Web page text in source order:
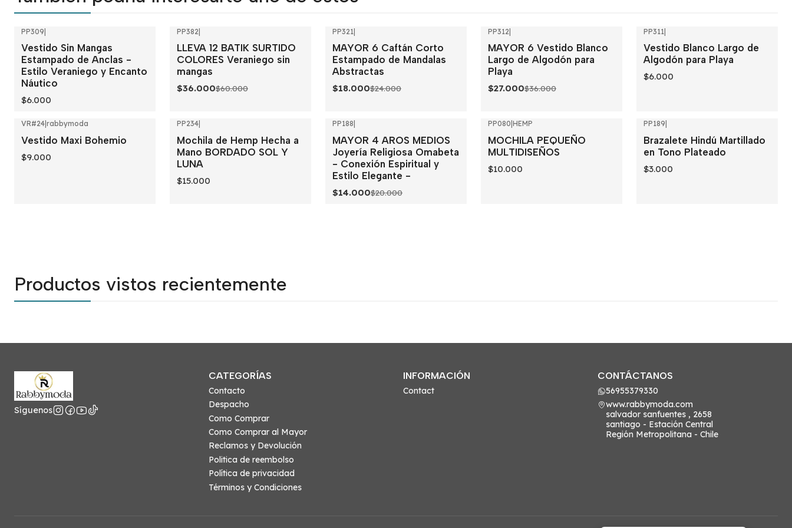
PP309
Vestido Sin Mangas
Estampado de Anclas -
Estilo Veraniego y Encanto
Náutico
$6.000
PP382
LLEVA 12 BATIK SURTIDO
COLORES Veraniego sin
mangas
$36.000$60.000
PP321
MAYOR 6 Caftán Corto
Estampado de Mandalas
Abstractas
$18.000$24.000
PP312
MAYOR 6 Vestido Blanco
Largo de Algodón para
Playa
$27.000$36.000
PP311
Vestido Blanco Largo de
Algodón para Playa
$6.000
VR#24 rabbymoda
Vestido Maxi Bohemio
$9.000
PP234
Mochila de Hemp Hecha a
Mano BORDADO SOL Y
LUNA
$15.000
Agotado
PP188
MAYOR 4 AROS MEDIOS
Joyería Religiosa Omabeta
- Conexión Espiritual y
Estilo Elegante -
$14.000$20.000
PP080 HEMP
MOCHILA PEQUEÑO
MULTIDISEÑOS
$10.000
PP189
Brazalete Hindú Martillado
en Tono Plateado
$3.000
Productos vistos recientemente
Síguenos
CATEGORÍAS
Contacto
Despacho
Como Comprar
Como Comprar al Mayor
Reclamos y Devolución
Politica de reembolso
Política de privacidad
Términos y Condiciones
INFORMACIÓN
Contact
CONTÁCTANOS
56955379330
www.rabbymoda.com
salvador sanfuentes , 2658
santiago - Estación Central
Región Metropolitana - Chile